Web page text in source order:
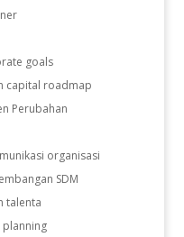
goals
capital roadmap
Perubahan
organisasi
SDM
talenta
planning